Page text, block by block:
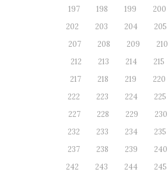
197
198 199 200
202
203 204 205
207
208 209 210
212
213 214 215
217
218 219 220
222
223 224 225
227
228 229 230
232
233 234 235
237
238 239 240
242
243 244 245